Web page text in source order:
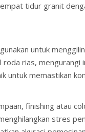
tidur granit
untuk
rias, mengurangi
untuk memastikan
finishing atau
stres